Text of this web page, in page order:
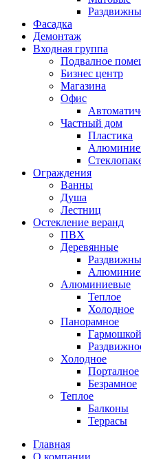
Фасадка
Демонтаж
Входная группа
Подвалное
Бизнес центр
Магазина
Офис
Частный дом
Пластика
Ограждения
Ванны
Душа
Лестниц
Остекление веранд
ПВХ
Деревянные
Алюминиевые
Теплое
Холодное
Панорамное
Гармошкой
Холодное
Порталное
Безрамное
Теплое
Балконы
Террасы
Главная
О компании